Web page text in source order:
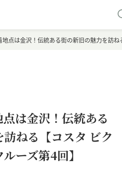
地点は金沢！伝統ある街の新旧の魅力を訪
は金沢！伝統ある
ねる【コスタ ビク
ーズ第4回】